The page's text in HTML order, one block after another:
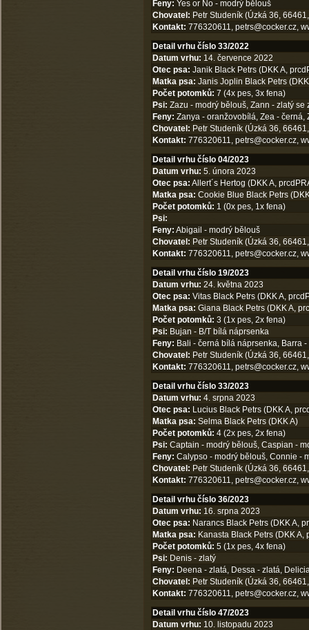
Feny: Yes or No - modrý bělouš
Chovatel: Petr Studeník (Úzká 36,
Kontakt: 776320611, petrs@cocker.cz,
Detail vrhu číslo 33/2022
Datum vrhu: 14. července 2022
Otec psa: Janik Black Petrs (DKK A,
Matka psa: Janis Joplin Black Petrs
Počet potomků: 7 (4x pes, 3x fena)
Psi: Zazu - modrý bělouš, Zann - zlatý se
Feny: Zanya - oranžovobílá, Zea - černá,
Chovatel: Petr Studeník (Úzká 36,
Kontakt: 776320611, petrs@cocker.cz,
Detail vrhu číslo 04/2023
Datum vrhu: 5. února 2023
Otec psa: Allert´s Hertog (DKK A,
Matka psa: Cookie Blue Black Petrs
Počet potomků: 1 (0x pes, 1x fena)
Psi:
Feny: Abigail - modrý bělouš
Chovatel: Petr Studeník (Úzká 36,
Kontakt: 776320611, petrs@cocker.cz,
Detail vrhu číslo 19/2023
Datum vrhu: 24. května 2023
Otec psa: Vitas Black Petrs (DKK A,
Matka psa: Giana Black Petrs (DKK A,
Počet potomků: 3 (1x pes, 2x fena)
Psi: Bujan - B/T bílá náprsenka
Feny: Bali - černá bílá náprsenka, Barra
Chovatel: Petr Studeník (Úzká 36,
Kontakt: 776320611, petrs@cocker.cz,
Detail vrhu číslo 33/2023
Datum vrhu: 4. srpna 2023
Otec psa: Lucius Black Petrs (DKK A,
Matka psa: Selma Black Petrs (DKK A)
Počet potomků: 4 (2x pes, 2x fena)
Psi: Captain - modrý bělouš, Caspian -
Feny: Calypso - modrý bělouš, Connie -
Chovatel: Petr Studeník (Úzká 36,
Kontakt: 776320611, petrs@cocker.cz,
Detail vrhu číslo 36/2023
Datum vrhu: 16. srpna 2023
Otec psa: Narancs Black Petrs (DKK A,
Matka psa: Kanasta Black Petrs (DKK A,
Počet potomků: 5 (1x pes, 4x fena)
Psi: Denis - zlatý
Feny: Deena - zlatá, Dessa - zlatá,
Chovatel: Petr Studeník (Úzká 36,
Kontakt: 776320611, petrs@cocker.cz,
Detail vrhu číslo 47/2023
Datum vrhu: 10. listopadu 2023